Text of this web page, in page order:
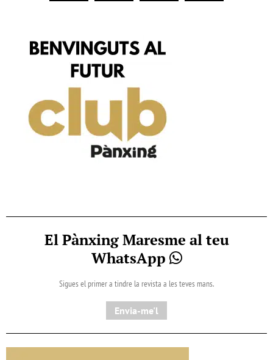
El Pànxing Maresme al teu
WhatsApp
Sigues el primer a tindre la revista a les teves mans.
Envia-me'l